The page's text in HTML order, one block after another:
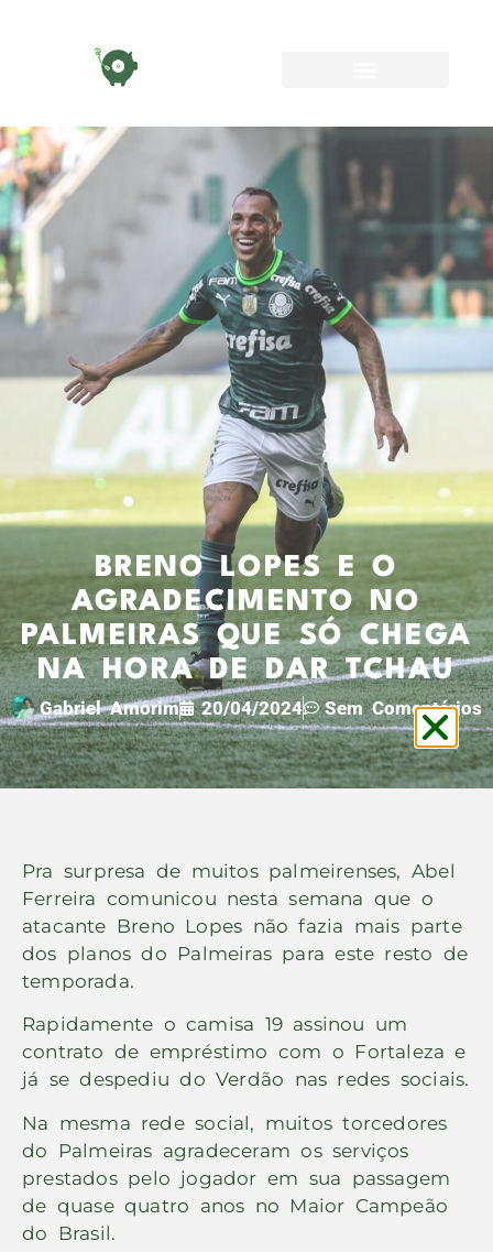
BRENO LOPES E O
AGRADECIMENTO NO
PALMEIRAS QUE SÓ CHEGA
NA HORA DE DAR TCHAU
Gabriel Amorim 20/04/2024 Sem Comentários
Pra surpresa de muitos palmeirenses, Abel
Ferreira comunicou nesta semana que o
atacante Breno Lopes não fazia mais parte
dos planos do Palmeiras para este resto de
temporada.
Rapidamente o camisa 19 assinou um
contrato de empréstimo com o Fortaleza e
já se despediu do Verdão nas redes sociais.
Na mesma rede social, muitos torcedores
do Palmeiras agradeceram os serviços
prestados pelo jogador em sua passagem
de quase quatro anos no Maior Campeão
do Brasil.